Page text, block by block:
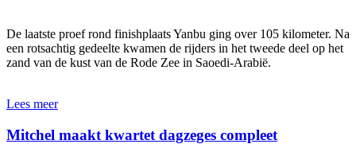
De laatste proef rond finishplaats Yanbu ging over 105 kilometer. Na
een rotsachtig gedeelte kwamen de rijders in het tweede deel op het
zand van de kust van de Rode Zee in Saoedi-Arabië.
Lees meer
Mitchel maakt kwartet dagzeges compleet